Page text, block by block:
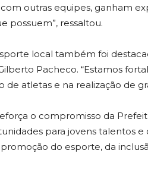
outras equipes, ganham
possuem”, ressaltou.
local também foi
Pacheco. “Estamos
de atletas e na realização de
o compromisso da
para jovens talentos
do esporte, da